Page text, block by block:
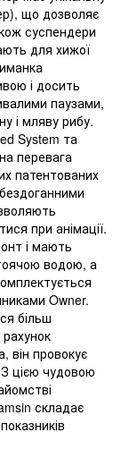
що дозволяє
суспендери
для хижої
і досить
паузами,
і мляву рибу.
System та
перевага
патентованих
при анімації.
і мають
водою, а
Owner.
більш
він провокує
З цією чудовою
складає